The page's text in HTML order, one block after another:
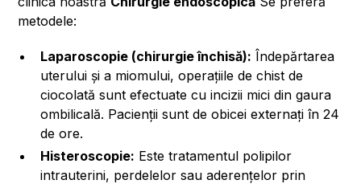
metodele:
Laparoscopie (chirurgie închisă): Îndepărtarea
uterului și a miomului, operațiile de chist de
ciocolată sunt efectuate cu incizii mici din gaura
ombilicală. Pacienții sunt de obicei externați în 24
de ore.
Histeroscopie: Este tratamentul polipilor
intrauterini, perdelelor sau aderențelor prin